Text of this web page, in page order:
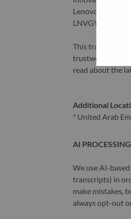
Lenovo is listed
LNVGY).
This
trustworthy, and
read about the
Additional
* United Arab
AI
We use AI-
transcripts) in
make mistakes,
always opt-out